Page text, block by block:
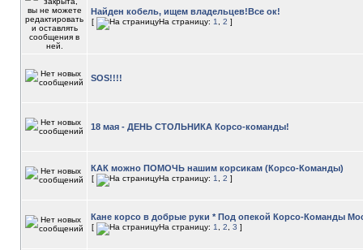
Найден кобель, ищем владельцев!Все ок!
[ На страницу: 1 2 ]
SOS!!!!
18 мая - ДЕНЬ СТОЛЬНИКА Корсо-команды!
КАК можно ПОМОЧЬ нашим корсикам (Корсо-Команды)
[ На страницу: 1 2 ]
Кане корсо в добрые руки * Под опекой Корсо-Команды
[ На страницу: 1 2 3 ]